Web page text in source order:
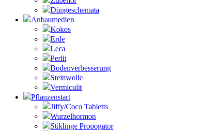
Düngeschemata
Anbaumedien
Kokos
Erde
Leca
Perlit
Bodenverbesserung
Steinwolle
Vermiculit
Pflanzenstart
Jiffy/Coco Tabletts
Wurzelhormon
Stiklinge Propogator